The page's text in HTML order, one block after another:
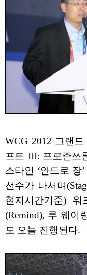
WCG 2012 그랜
프트 III: 프로즌쓰
스타인 ‘안드로 장
선수가 나서며
현지시간기준)
(Remind), 루 웨이
도 오늘 진행된다.